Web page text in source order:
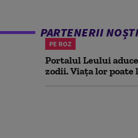
PARTENERII
PE ROZ
Portalul Leului
zodii. Viața lor poate